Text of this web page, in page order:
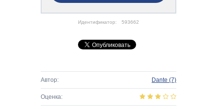
Идентификатор: 593662
Автор: Dante (7)
Оценка: